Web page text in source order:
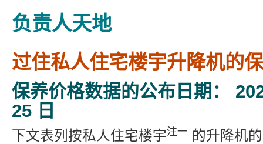
始
负责人天地
过住私人住宅楼宇升降机的
保养价格数据的公布日期：
25 日
下文表列按私人住宅楼宇注一 的升降机